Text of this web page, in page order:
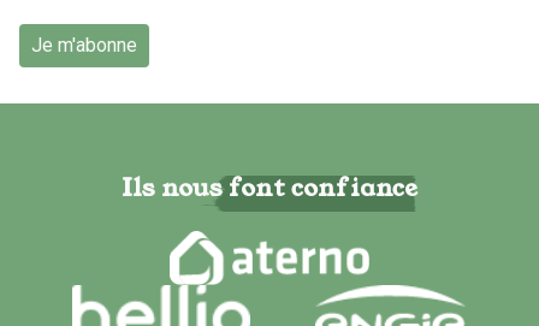
Je m'abonne
Ils nous font confiance